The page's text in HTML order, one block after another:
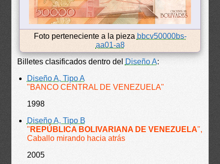
Foto perteneciente a la pieza bbcv50000bs-
aa01-a8
Billetes clasificados dentro del Diseño A:
Diseño A, Tipo A
"BANCO CENTRAL DE VENEZUELA"
1998
Diseño A, Tipo B
" REPÚBLICA BOLIVARIANA DE VENEZUELA",
Caballo mirando hacia atrás
2005